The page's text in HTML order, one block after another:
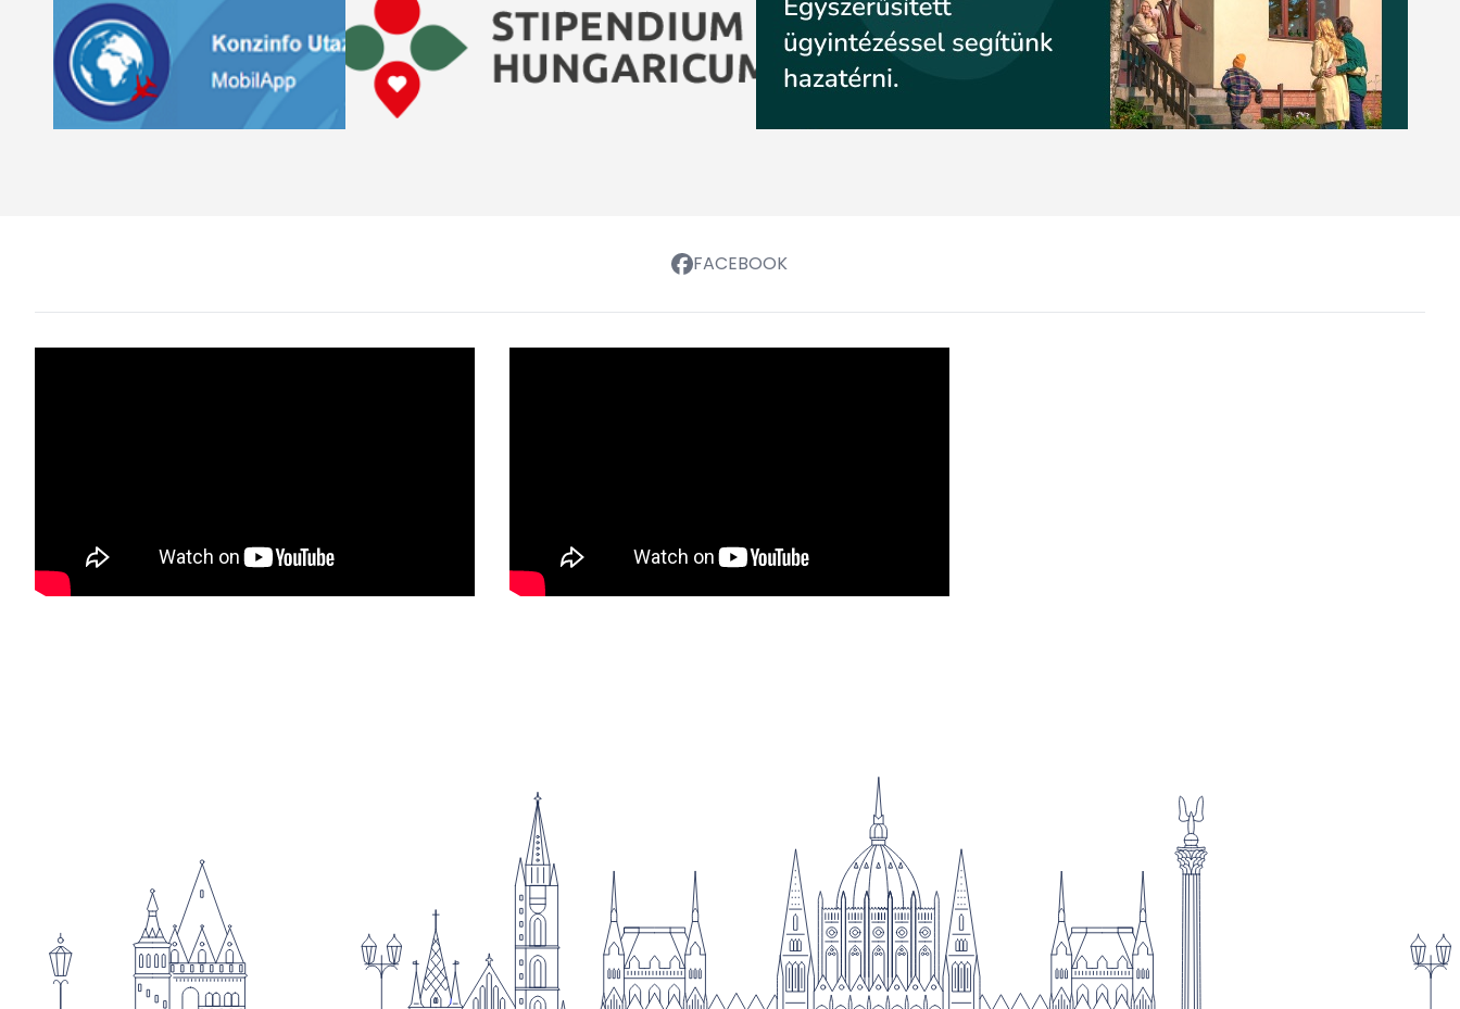
FACEBOOK